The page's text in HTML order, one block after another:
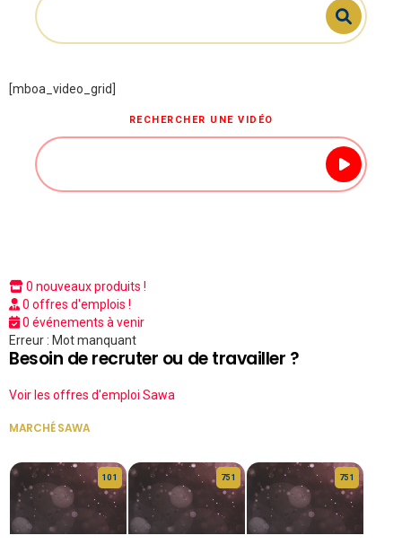
[mboa_video_grid]
RECHERCHER UNE VIDÉO
0 nouveaux produits !
0 offres d'emplois !
0 événements à venir
Erreur : Mot manquant
Besoin de recruter ou de travailler ?
Voir les offres d'emploi Sawa
MARCHÉ SAWA
10 1 75 1 75 1